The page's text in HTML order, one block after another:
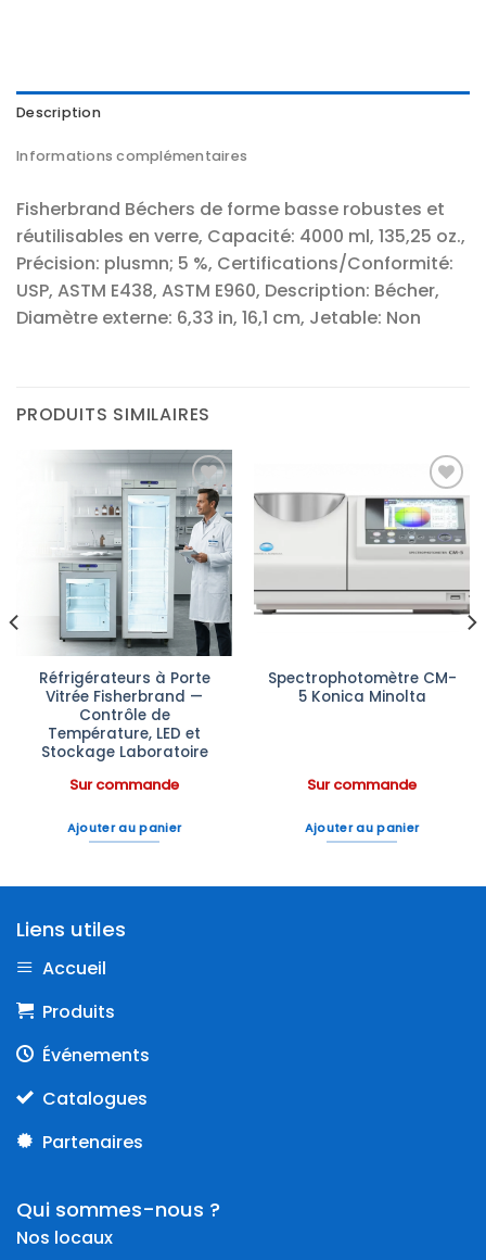
Description
Informations complémentaires
Fisherbrand Béchers de forme basse robustes et
réutilisables en verre, Capacité: 4000 ml, 135,25 oz.,
Précision: plusmn; 5 %, Certifications/Conformité:
USP, ASTM E438, ASTM E960, Description: Bécher,
Diamètre externe: 6,33 in, 16,1 cm, Jetable: Non
PRODUITS SIMILAIRES
Ajouter
à la liste
d’envies
Réfrigérateurs à Porte
Vitrée Fisherbrand —
Contrôle de
Température, LED et
Stockage Laboratoire
Sur commande
Ajouter au panier
Ajouter
à la liste
Spectrophotomètre CM-
5 Konica Minolta
Sur commande
Ajouter au panier
Liens utiles
Accueil
Produits
Événements
Catalogues
Partenaires
Qui sommes-nous ?
Nos locaux